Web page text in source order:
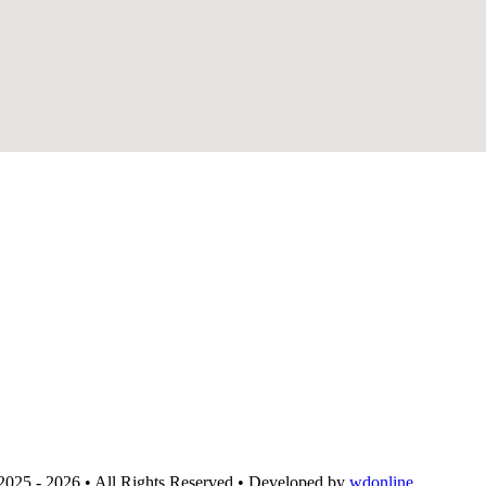
- 2026 • All Rights Reserved • Developed bywdonline